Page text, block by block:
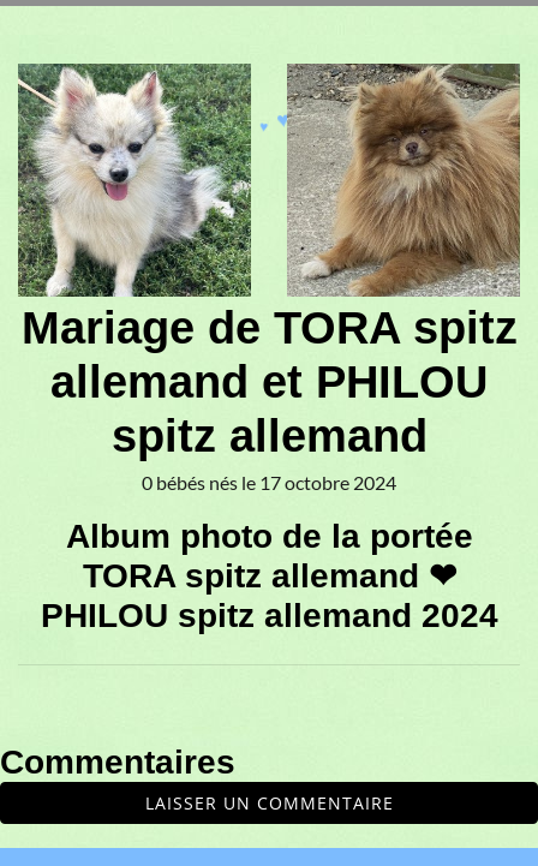
♥
♥
♥
♥
♥
Mariage de TORA spitz
allemand et PHILOU
spitz allemand
0 bébés nés le 17 octobre 2024
Album photo de la portée
TORA spitz allemand ❤
PHILOU spitz allemand 2024
Commentaires
LAISSER UN COMMENTAIRE